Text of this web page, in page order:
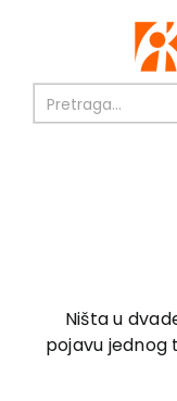
Knjige
U pripremi
Ništa u
pojavu jednog